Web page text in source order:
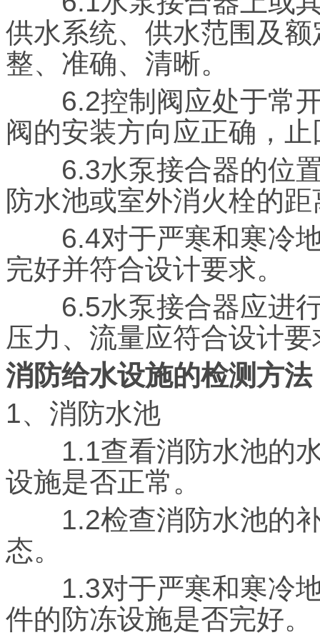
供水系统、供水范围及
整、准确、清晰。
6.2控制阀应处于常开
阀的安装方向应正确，
6.3水泵接合器的位置
防水池或室外消火栓的
6.4对于严寒和寒冷地
完好并符合设计要求。
6.5水泵接合器应进行
压力、流量应符合设计要
消防给水设施的检测方法
1、消防水池
1.1查看消防水池的水
设施是否正常。
1.2检查消防水池的补
态。
1.3对于严寒和寒冷地
件的防冻设施是否完好。